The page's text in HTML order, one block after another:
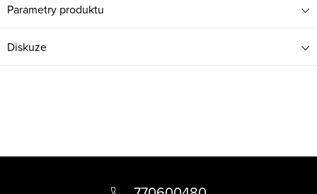
Parametry produktu
Diskuze